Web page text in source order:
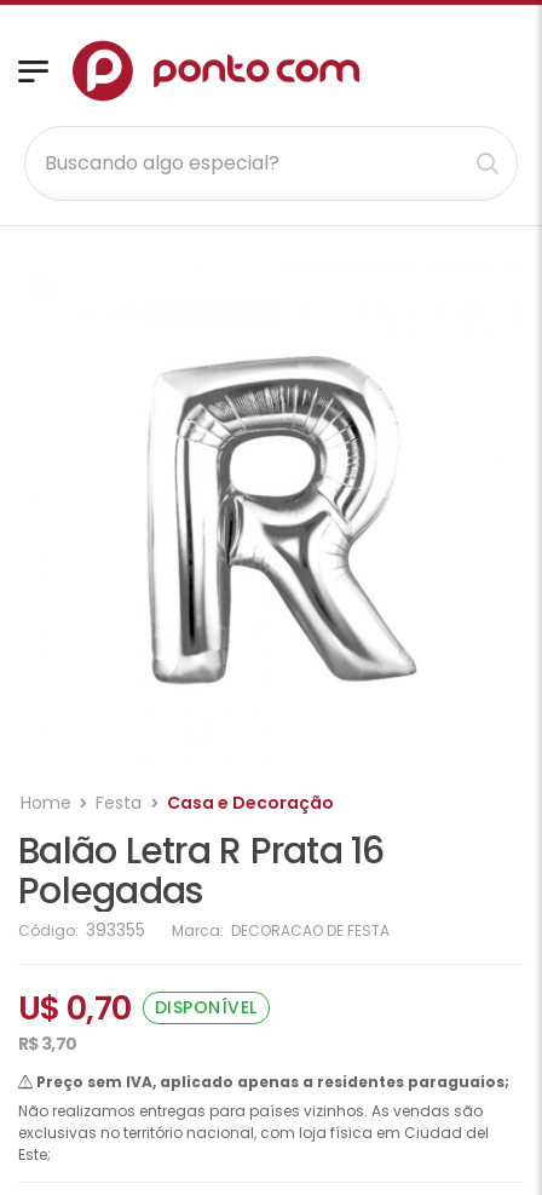
Home Festa Casa e Decoração
Balão Letra R Prata 16
Polegadas
Código: 393355 Marca: DECORACAO DE FESTA
U$ 0,70
DISPONÍVEL
R$ 3,70
Preço sem IVA, aplicado apenas a residentes paraguaios;
Não realizamos entregas para países vizinhos. As vendas são
exclusivas no território nacional, com loja física em Ciudad del
Este;